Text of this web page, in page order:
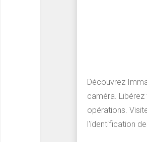
Découvrez
caméra.
opérations.
l'identification